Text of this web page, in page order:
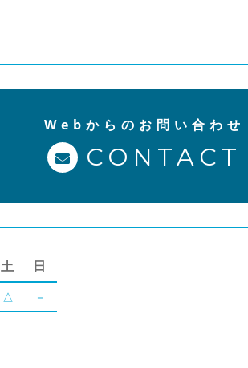
Webからのお問い合わせ
CONTACT
土 日
△
－